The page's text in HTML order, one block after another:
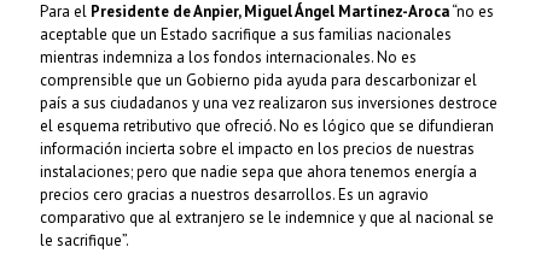
Para el Presidente de Anpier, Miguel Ángel Martínez-Aroca“no es
aceptable que un Estado sacrifique a sus familias nacionales
mientras indemniza a los fondos internacionales. No es
comprensible que un Gobierno pida ayuda para descarbonizar el
país a sus ciudadanos y una vez realizaron sus inversiones destroce
el esquema retributivo que ofreció. No es lógico que se difundieran
información incierta sobre el impacto en los precios de nuestras
instalaciones; pero que nadie sepa que ahora tenemos energía a
precios cero gracias a nuestros desarrollos. Es un agravio
comparativo que al extranjero se le indemnice y que al nacional se
le sacrifique”.